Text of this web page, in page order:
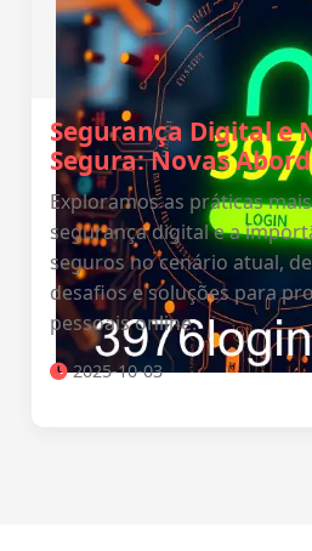
Segurança Digital e
Segura: Novas
Exploramos as práticas
segurança digital e a
seguros no cenário atual,
desafios e soluções para
pessoais online.
2025-10-03